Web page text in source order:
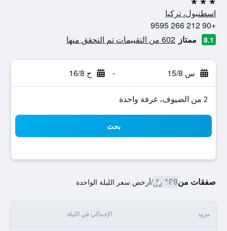
3 نجوم
اسطنبول، تركيا
+90 212 266 9595
8.1 ممتاز 602 من التقييمات تم التحقق منها
س 15/8 - ح 16/8
2 من الضيوف، غرفة واحدة
بحث
صفقات من189 ﷼ /أرخص سعر الليلة الواحدة
مزود الإجمالي في الليلة